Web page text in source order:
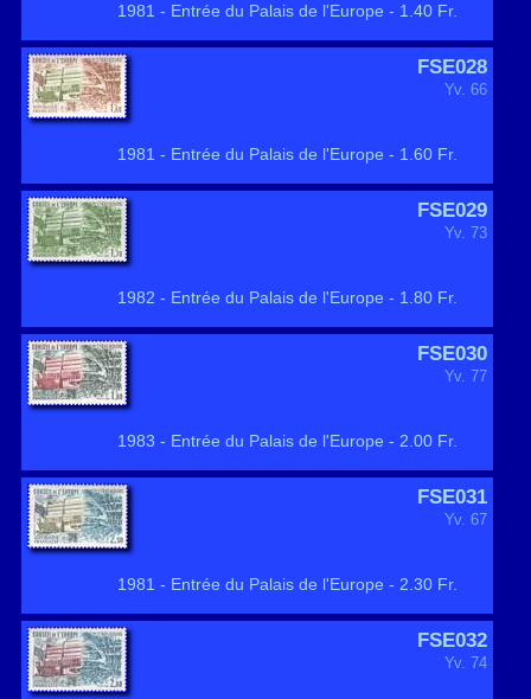
1981 - Entrée du Palais de l'Europe - 1.40 Fr.
FSE028
Yv. 66
1981 - Entrée du Palais de l'Europe - 1.60 Fr.
FSE029
Yv. 73
1982 - Entrée du Palais de l'Europe - 1.80 Fr.
FSE030
Yv. 77
1983 - Entrée du Palais de l'Europe - 2.00 Fr.
FSE031
Yv. 67
1981 - Entrée du Palais de l'Europe - 2.30 Fr.
FSE032
Yv. 74